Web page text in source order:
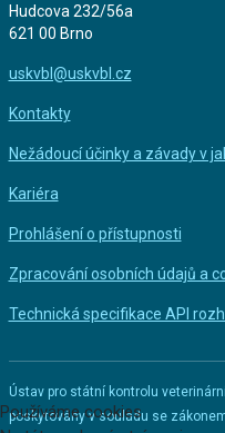
Hudcova 232/56a
621 00 Brno
uskvbl@uskvbl.cz
Kontakty
Nežádoucí účinky a závady v
Kariéra
Prohlášení o přístupnosti
Zpracování osobních údajů a
Technická specifikace API
Ústav pro státní kontrolu
poskytovány v souladu se
Používáme cookies